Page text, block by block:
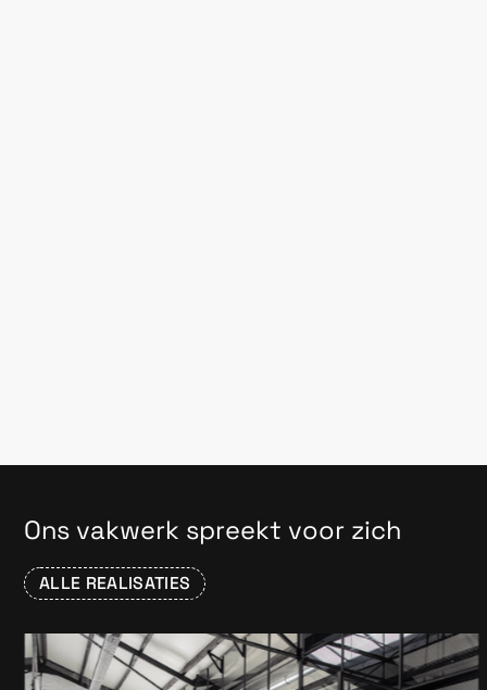
Ons vakwerk spreekt voor zich
ALLE REALISATIES